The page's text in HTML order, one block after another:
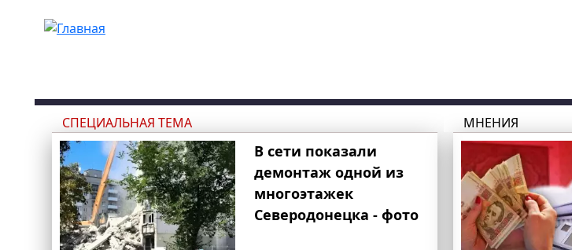
СПЕЦИАЛЬНАЯ ТЕМА
В сети показали
демонтаж одной из
многоэтажек
Северодонецка - фото
МНЕНИЯ